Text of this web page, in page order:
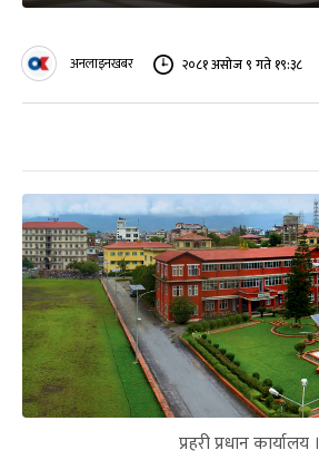
अनलाइनखबर २०८१ असोज ९ गते १९:३८
प्रहरी प्रधान कार्यालय ।